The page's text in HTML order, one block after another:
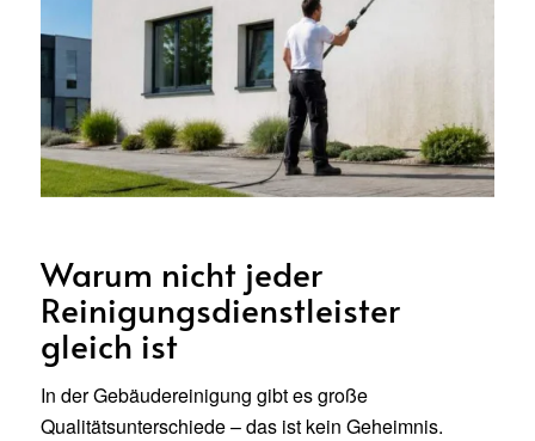
Warum nicht jeder
Reinigungsdienstleister
gleich ist
In der Gebäudereinigung gibt es große
Qualitätsunterschiede – das ist kein Geheimnis.